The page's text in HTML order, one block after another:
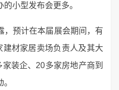
小型发布会更多。
，预计在本届展会期间，有
材家居卖场负责人及其大
装企、20多家房地产商到